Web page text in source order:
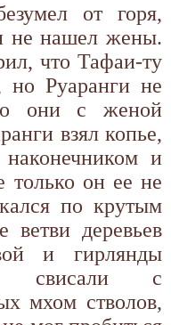
от горя,
не нашел жены.
что Тафаи-ту
но Руаранги не
они с женой
взял копье,
и
только он ее не
по крутым
ветви деревьев
и гирлянды
свисали с
мхом стволов,